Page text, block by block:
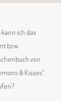
kann ich das
bzw.
von
& Kisses“